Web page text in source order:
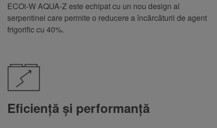
ECOi-W AQUA-Z este echipat cu un nou design al
serpentinei care permite o reducere a încărcăturii de agent
frigorific cu 40%.
Eficiență și performanță